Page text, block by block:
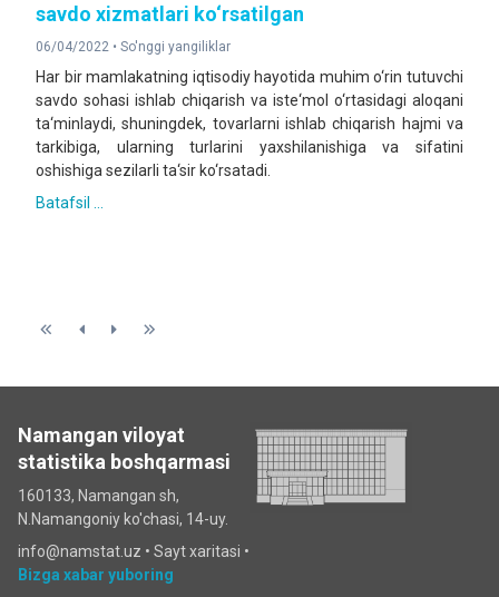
savdo xizmatlari ko‘rsatilgan
06/04/2022 • So'nggi yangiliklar
Har bir mamlakatning iqtisodiy hayotida muhim o‘rin tutuvchi
savdo sohasi ishlab chiqarish va iste‘mol o‘rtasidagi aloqani
ta‘minlaydi, shuningdek, tovarlarni ishlab chiqarish hajmi va
tarkibiga, ularning turlarini yaxshilanishiga va sifatini
oshishiga sezilarli ta‘sir ko‘rsatadi.
Batafsil ...
Namangan viloyat
statistika boshqarmasi
160133, Namangan sh,
N.Namangoniy ko'chasi, 14-uy.
info@namstat.uz • Sayt xaritasi •
Bizga xabar yuboring